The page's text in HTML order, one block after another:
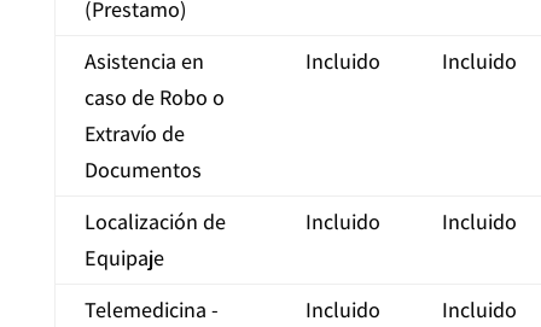
(Prestamo)
Asistencia en
caso de Robo o
Extravío de
Documentos
Incluido Incluido
Localización de
Equipaje
Incluido Incluido
Telemedicina -
Incluido Incluido